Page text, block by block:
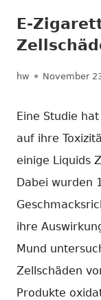
E-
Autor
hw Veröffentlicht
November
Eine Studie
auf ihre
einige Liquids
Dabei wurden
ihre
Mund
Zellschäden
Produkte